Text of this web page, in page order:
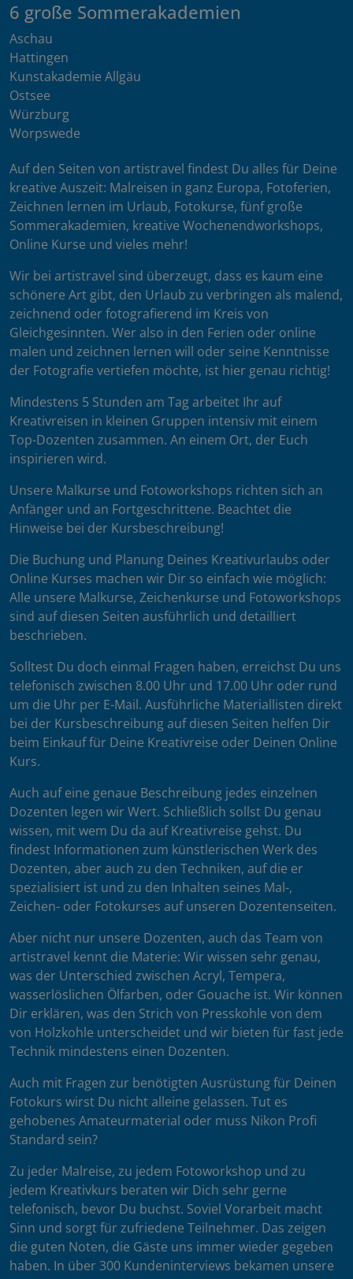
6 große Sommerakademien
Aschau
Hattingen
Kunstakademie Allgäu
Ostsee
Würzburg
Worpswede
Auf den Seiten von artistravel findest Du alles für Deine
kreative Auszeit: Malreisen in ganz Europa, Fotoferien,
Zeichnen lernen im Urlaub, Fotokurse, fünf große
Sommerakademien, kreative Wochenendworkshops,
Online Kurse und vieles mehr!
Wir bei artistravel sind überzeugt, dass es kaum eine
schönere Art gibt, den Urlaub zu verbringen als malend,
zeichnend oder fotografierend im Kreis von
Gleichgesinnten. Wer also in den Ferien oder online
malen und zeichnen lernen will oder seine Kenntnisse
der Fotografie vertiefen möchte, ist hier genau richtig!
Mindestens 5 Stunden am Tag arbeitet Ihr auf
Kreativreisen in kleinen Gruppen intensiv mit einem
Top-Dozenten zusammen. An einem Ort, der Euch
inspirieren wird.
Unsere Malkurse und Fotoworkshops richten sich an
Anfänger und an Fortgeschrittene. Beachtet die
Hinweise bei der Kursbeschreibung!
Die Buchung und Planung Deines Kreativurlaubs oder
Online Kurses machen wir Dir so einfach wie möglich:
Alle unsere Malkurse, Zeichenkurse und Fotoworkshops
sind auf diesen Seiten ausführlich und detailliert
beschrieben.
Solltest Du doch einmal Fragen haben, erreichst Du uns
telefonisch zwischen 8.00 Uhr und 17.00 Uhr oder rund
um die Uhr per E-Mail. Ausführliche Materiallisten direkt
bei der Kursbeschreibung auf diesen Seiten helfen Dir
beim Einkauf für Deine Kreativreise oder Deinen Online
Kurs.
Auch auf eine genaue Beschreibung jedes einzelnen
Dozenten legen wir Wert. Schließlich sollst Du genau
wissen, mit wem Du da auf Kreativreise gehst. Du
findest Informationen zum künstlerischen Werk des
Dozenten, aber auch zu den Techniken, auf die er
spezialisiert ist und zu den Inhalten seines Mal-,
Zeichen- oder Fotokurses auf unseren Dozentenseiten.
Aber nicht nur unsere Dozenten, auch das Team von
artistravel kennt die Materie: Wir wissen sehr genau,
was der Unterschied zwischen Acryl, Tempera,
wasserlöslichen Ölfarben, oder Gouache ist. Wir können
Dir erklären, was den Strich von Presskohle von dem
von Holzkohle unterscheidet und wir bieten für fast jede
Technik mindestens einen Dozenten.
Auch mit Fragen zur benötigten Ausrüstung für Deinen
Fotokurs wirst Du nicht alleine gelassen. Tut es
gehobenes Amateurmaterial oder muss Nikon Profi
Standard sein?
Zu jeder Malreise, zu jedem Fotoworkshop und zu
jedem Kreativkurs beraten wir Dich sehr gerne
telefonisch, bevor Du buchst. Soviel Vorarbeit macht
Sinn und sorgt für zufriedene Teilnehmer. Das zeigen
die guten Noten, die Gäste uns immer wieder gegeben
haben. In über 300 Kundeninterviews bekamen unsere